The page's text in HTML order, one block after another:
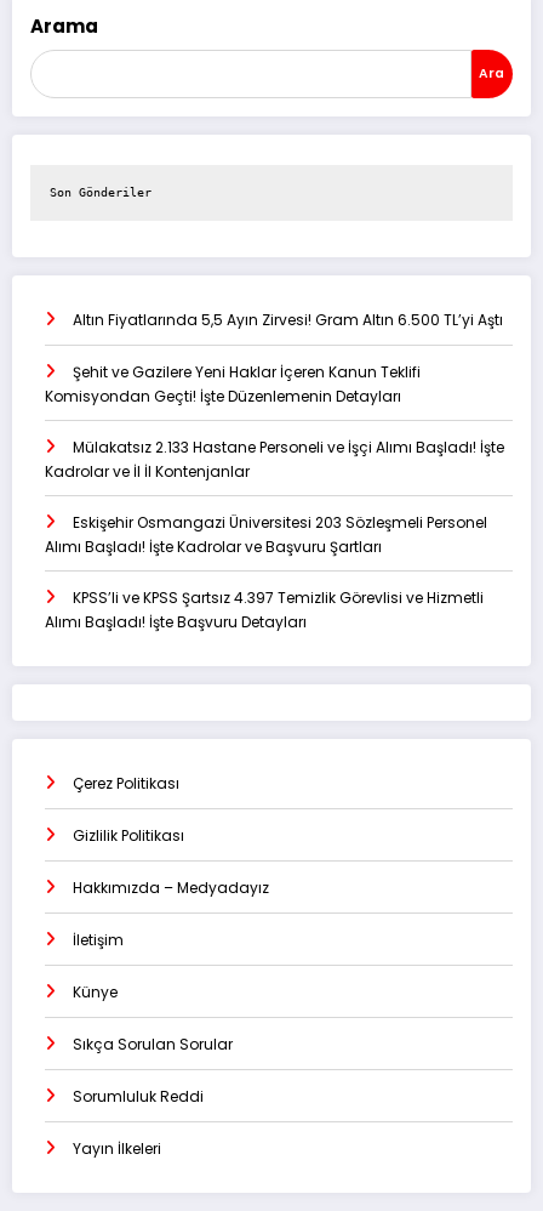
Arama
Ara
Son Gönderiler
Altın Fiyatlarında 5,5 Ayın Zirvesi! Gram Altın 6.500 TL’yi Aştı
Şehit ve Gazilere Yeni Haklar İçeren Kanun Teklifi
Komisyondan Geçti! İşte Düzenlemenin Detayları
Mülakatsız 2.133 Hastane Personeli ve İşçi Alımı Başladı! İşte
Kadrolar ve İl İl Kontenjanlar
Eskişehir Osmangazi Üniversitesi 203 Sözleşmeli Personel
Alımı Başladı! İşte Kadrolar ve Başvuru Şartları
KPSS’li ve KPSS Şartsız 4.397 Temizlik Görevlisi ve Hizmetli
Alımı Başladı! İşte Başvuru Detayları
Çerez Politikası
Gizlilik Politikası
Hakkımızda – Medyadayız
İletişim
Künye
Sıkça Sorulan Sorular
Sorumluluk Reddi
Yayın İlkeleri